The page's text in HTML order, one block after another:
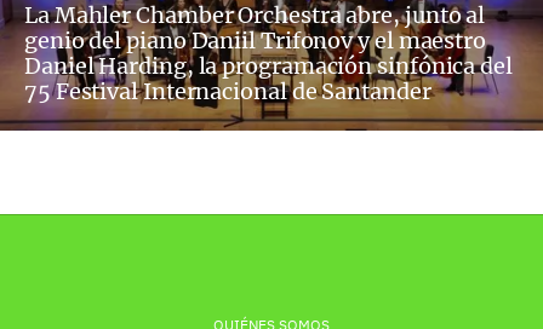
La Mahler Chamber Orchestra abre, junto al
genio del piano Daniil Trifonov y el maestro
Daniel Harding, la programación sinfónica del
75 Festival Internacional de Santander
QUIÉNES SOMOS